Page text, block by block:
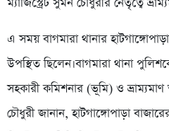
ম্যাজিস্ট্রেট সুমন চৌধুরীর নেতৃত্বে
এ সময় বাগমারা থানার
উপস্থিত ছিলেন।বাগমারা থানা
সহকারী কমিশনার (ভূমি) ও
চৌধুরী জানান, হাটগাঙ্গোপাড়া